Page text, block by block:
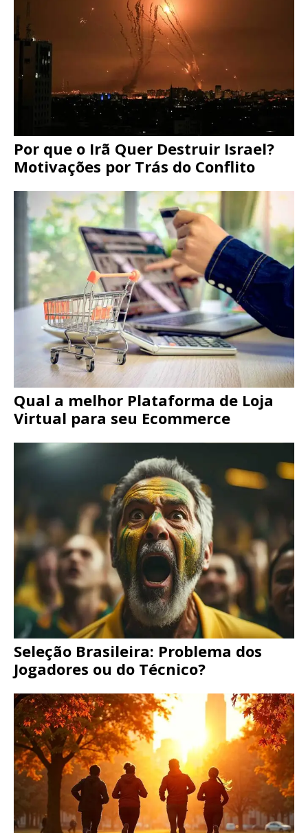
Por que o Irã Quer Destruir Israel?
Motivações por Trás do Conflito
Qual a melhor Plataforma de Loja
Virtual para seu Ecommerce
Seleção Brasileira: Problema dos
Jogadores ou do Técnico?